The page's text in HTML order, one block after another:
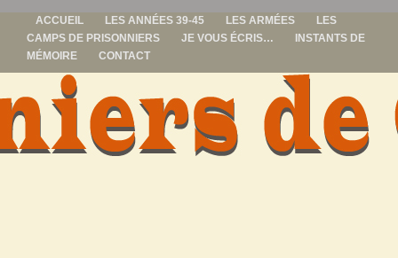
ACCUEIL LES ANNÉES 39-45 LES ARMÉES
LES
CAMPS DE PRISONNIERS
JE VOUS ÉCRIS…
INSTANTS DE
MÉMOIRE
CONTACT
prisonniers de